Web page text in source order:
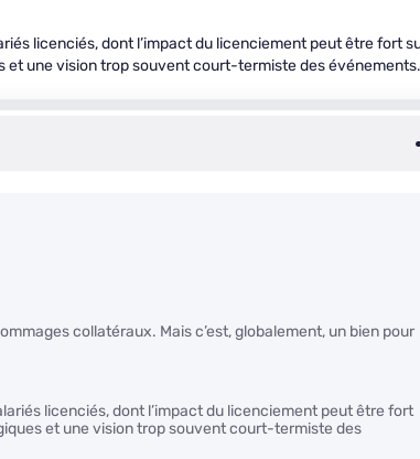
licenciés, dont l’impact du licenciement peut être fort
et une vision trop souvent court-termiste des
collatéraux. Mais c’est, globalement, un bien pour
licenciés, dont l’impact du licenciement peut être fort
et une vision trop souvent court-termiste des